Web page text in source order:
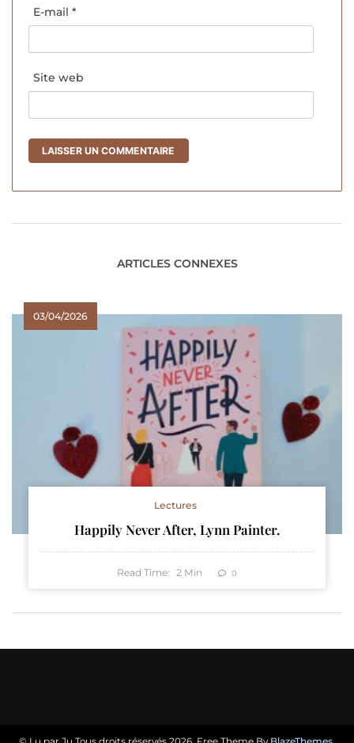
E-mail *
Site web
ARTICLES CONNEXES
03/04/2026
Lectures
Happily Never After, Lynn Painter.
Read Time: 2 Min 0